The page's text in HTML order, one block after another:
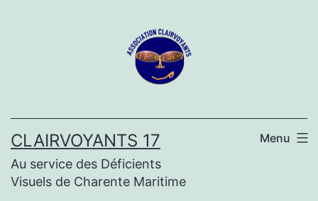
CLAIRVOYANTS 17
Au service des Déficients
Visuels de Charente Maritime
Menu